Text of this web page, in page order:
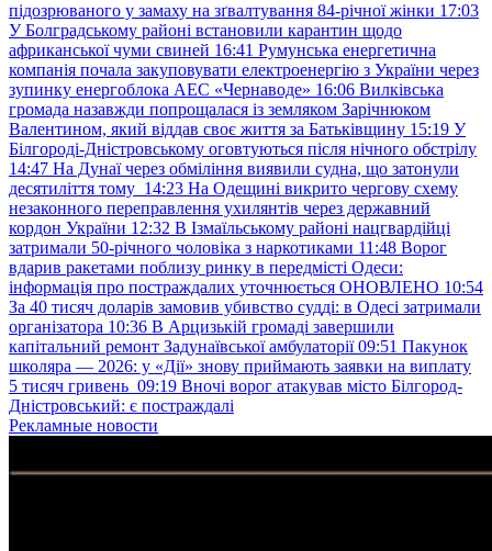
підозрюваного у замаху на зґвалтування 84-річної жінки 17:03
У Болградському районі встановили карантин щодо
африканської чуми свиней 16:41 Румунська енергетична
компанія почала закуповувати електроенергію з України через
зупинку енергоблока АЕС «Чернаводе» 16:06 Вилківська
громада назавжди попрощалася із земляком Зарічнюком
Валентином, який віддав своє життя за Батьківщину 15:19 У
Білгороді-Дністровському оговтуються після нічного обстрілу
14:47 На Дунаї через обміління виявили судна, що затонули
десятиліття тому 14:23 На Одещині викрито чергову схему
незаконного переправлення ухилянтів через державний
кордон України 12:32 В Ізмаїльському районі нацгвардійці
затримали 50-річного чоловіка з наркотиками 11:48 Ворог
вдарив ракетами поблизу ринку в передмісті Одеси:
інформація про постраждалих уточнюється ОНОВЛЕНО 10:54
За 40 тисяч доларів замовив убивство судді: в Одесі затримали
організатора 10:36 В Арцизькій громаді завершили
капітальний ремонт Задунаївської амбулаторії 09:51 Пакунок
школяра — 2026: у «Дії» знову приймають заявки на виплату
5 тисяч гривень 09:19 Вночі ворог атакував місто Білгород-
Дністровський: є постраждалі
Рекламные новости